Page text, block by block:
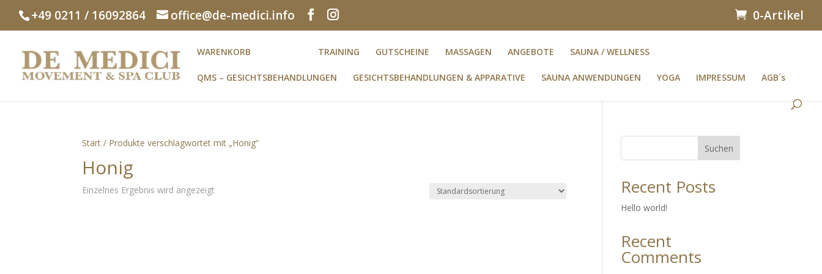
+49 0211 / 16092864 office@de-medici.info 0-Artikel
WARENKORB TRAINING GUTSCHEINE MASSAGEN ANGEBOTE SAUNA / WELLNESS
QMS – GESICHTSBEHANDLUNGEN GESICHTSBEHANDLUNGEN & APPARATIVE SAUNA ANWENDUNGEN YOGA IMPRESSUM AGB´s
Start / Produkte verschlagwortet mit „Honig“
Honig
Einzelnes Ergebnis wird angezeigt
Suchen
Recent Posts
Hello world!
Recent
Comments